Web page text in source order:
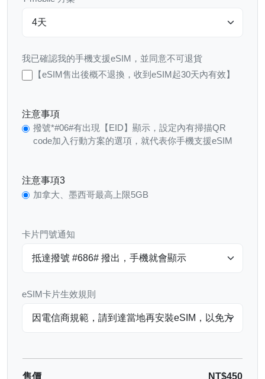
我已確認我的手機支援eSIM，並同意不可退貨
【eSIM售出後概不退換，收到eSIM起30天內有效】
注意事項
撥號*#06#有出現【EID】顯示，設定內有掃描QR
code加入行動方案的選項，就代表你手機支援eSIM
注意事項3
加拿大、墨西哥最高上限5GB
卡片門號通知
eSIM卡片生效規則
售價 NT$450